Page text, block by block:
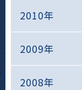
2010年
2009年
2008年